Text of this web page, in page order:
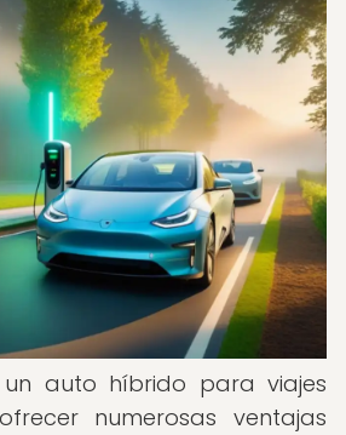
auto híbrido para viajes
numerosas ventajas